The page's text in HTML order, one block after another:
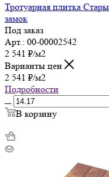
Тротуарная плитка
замок
Под заказ
Арт.: 00-00002542
2 541 ₽/м2
Варианты цен
2 541 ₽/м2
Подробности
В корзину